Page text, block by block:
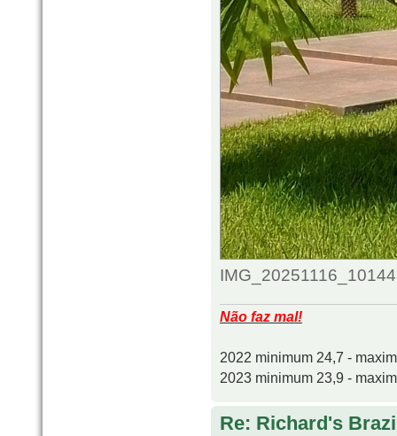
Não faz mal!
2022 minimum 24,7 -
2023 minimum 23,9 -
Re: Richard's